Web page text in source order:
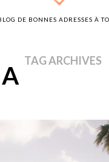
DE BONNES ADRESSES À
TAG ARCHIVES